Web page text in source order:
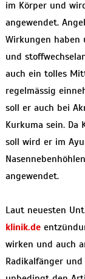
im Körper und
angewendet.
Wirkungen haben
und
auch ein tolles
regelmässig
soll er auch bei
Kurkuma sein. Da
soll wird er im
angewendet.
Laut neuesten
klinik.de
wirken und auch
Radikalfänger